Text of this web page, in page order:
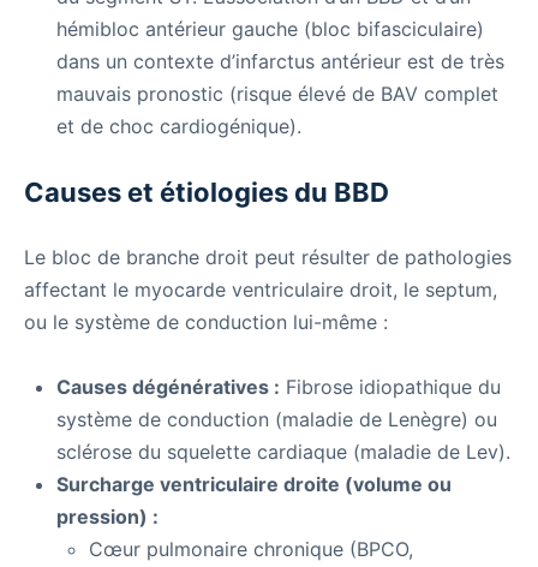
hémibloc antérieur gauche (bloc bifasciculaire)
dans un contexte d’infarctus antérieur est de très
mauvais pronostic (risque élevé de BAV complet
et de choc cardiogénique).
Causes et étiologies du BBD
Le bloc de branche droit peut résulter de pathologies
affectant le myocarde ventriculaire droit, le septum,
ou le système de conduction lui-même :
Causes dégénératives : Fibrose idiopathique du
système de conduction (maladie de Lenègre) ou
sclérose du squelette cardiaque (maladie de Lev).
Surcharge ventriculaire droite (volume ou
pression) :
Cœur pulmonaire chronique (BPCO,